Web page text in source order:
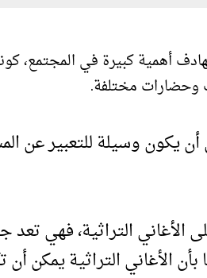
أهمية كبيرة في المجتمع،
وحضارات مختلفة.
يكون وسيلة للتعبير عن
التراثية، فهي تعد
الأغاني التراثية يمكن